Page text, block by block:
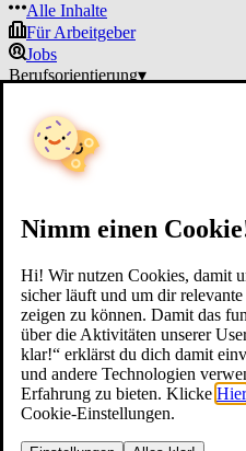
Nimm einen
Hi! Wir nutzen Cookies, damit
sicher läuft und um dir
zeigen zu können. Damit das
über die Aktivitäten unserer
klar!“ erklärst du dich damit
und andere Technologien
Erfahrung zu bieten. Klicke Hier
Cookie-Einstellungen.
Alle Inhalte
Für Arbeitgeber
Jobs
Berufsorientierung▾